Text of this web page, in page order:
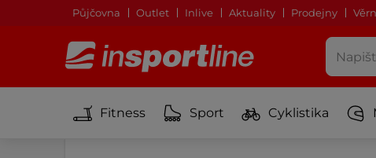
Půjčovna Outlet Inlive Aktuality Prodejny
Fitness Sport Cyklistika